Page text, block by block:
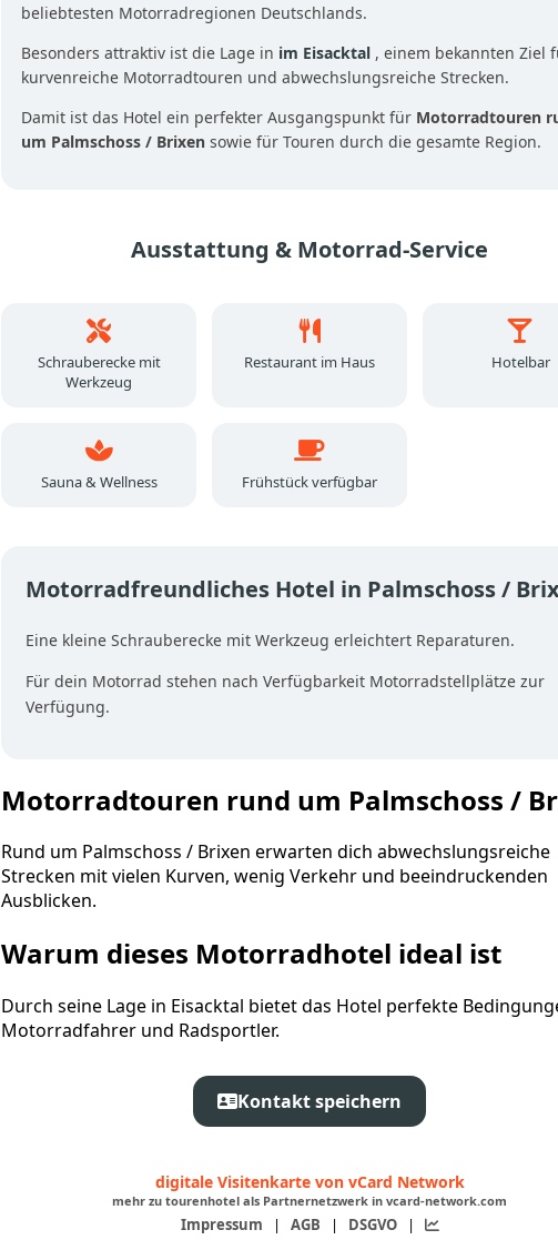
beliebtesten Motorradregionen Deutschlands.
Besonders attraktiv ist die Lage in im Eisacktal , einem bekannten Ziel
kurvenreiche Motorradtouren und abwechslungsreiche Strecken.
Damit ist das Hotel ein perfekter Ausgangspunkt für Motorradtouren
um Palmschoss / Brixen sowie für Touren durch die gesamte Region.
Ausstattung & Motorrad-Service
Schrauberecke mit
Werkzeug
Restaurant im Haus Hotelbar
Sauna & Wellness Frühstück verfügbar
Motorradfreundliches Hotel in Palmschoss /
Eine kleine Schrauberecke mit Werkzeug erleichtert Reparaturen.
Für dein Motorrad stehen nach Verfügbarkeit Motorradstellplätze zur
Verfügung.
Motorradtouren rund um Palmschoss /
Rund um Palmschoss / Brixen erwarten dich abwechslungsreiche
Strecken mit vielen Kurven, wenig Verkehr und beeindruckenden
Ausblicken.
Warum dieses Motorradhotel ideal ist
Durch seine Lage in Eisacktal bietet das Hotel perfekte
Motorradfahrer und Radsportler.
Kontakt speichern
digitale Visitenkarte von vCard Network
mehr zu tourenhotel als Partnernetzwerk in vcard-network.com
Impressum | AGB | DSGVO |